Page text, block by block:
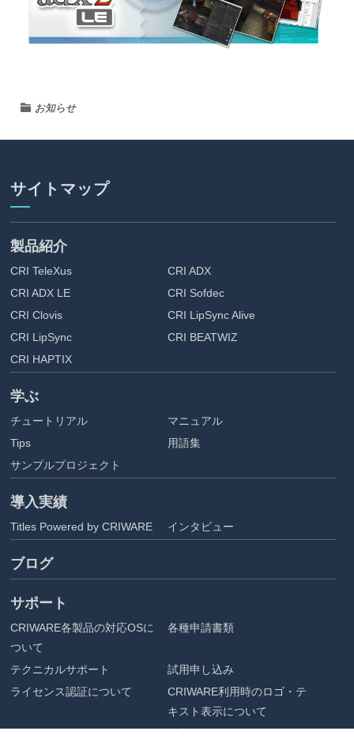
お知らせ
サイトマップ
製品紹介
CRI TeleXus
CRI ADX
CRI ADX LE
CRI Sofdec
CRI Clovis
CRI LipSync Alive
CRI LipSync
CRI BEATWIZ
CRI HAPTIX
学ぶ
チュートリアル
マニュアル
Tips
用語集
サンプルプロジェクト
導入実績
Titles Powered by CRIWARE インタビュー
ブログ
サポート
CRIWARE各製品の対応OSに
ついて
各種申請書類
テクニカルサポート
試用申し込み
ライセンス認証について
CRIWARE利用時のロゴ・テ
キスト表示について